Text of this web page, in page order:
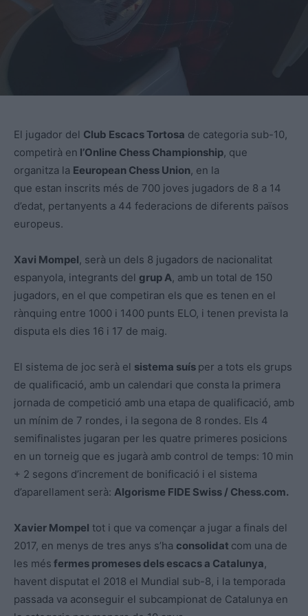
El jugador del Club Escacs Tortosa de categoria sub-10,
competirà en l’Online Chess Championship, que
organitza la Eeuropean Chess Union, en la
que estan inscrits més de 700 joves jugadors de 8 a 14
d’edat, pertanyents a 44 federacions de diferents països
europeus.
Xavi Mompel, serà un dels 8 jugadors de nacionalitat
espanyola, integrants del grup A, amb un total de 150
jugadors, en el que competiran els que es tenen en el
rànquing entre 1000 i 1400 punts ELO, i tenen prevista la
disputa els dies 16 i 17 de maig.
El sistema de joc serà el sistema suís per a tots els grups
de qualificació, amb un calendari que consta la primera
jornada de competició amb una etapa de qualificació, amb
un mínim de 7 rondes, i la segona de 8 rondes. Els 4
semifinalistes jugaran per les quatre primeres posicions
en un torneig que es jugarà amb control de temps: 10 min
+ 2 segons d’increment de bonificació i el sistema
d’aparellament serà: Algorisme FIDE Swiss / Chess.com.
Xavier Mompel tot i que va començar a jugar a finals del
2017, en menys de tres anys s’ha consolidat com una de
les més fermes promeses dels escacs a Catalunya,
havent disputat el 2018 el Mundial sub-8, i la temporada
passada va aconseguir el subcampionat de Catalunya en